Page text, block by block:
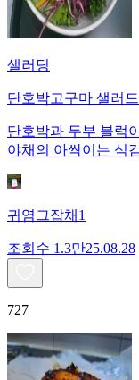
샐러딩
단호박고구마 샐러드
단호박과 두부 블럭
야채의 아싹이는 식
귀염그잡채1
조회수 1.3만25.08.28
727